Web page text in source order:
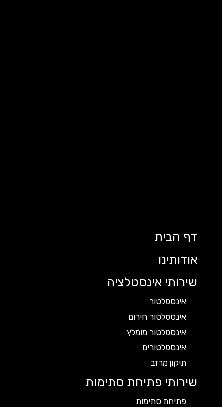
דף הבית
אודותינו
שירותי אינסטלציה
אינסטלטור
אינסטלטור חירום
אינסטלטור מומלץ
אינסטלטורים
תיקון מרזב
שירותי פתיחת סתימות
פתיחת סתימות